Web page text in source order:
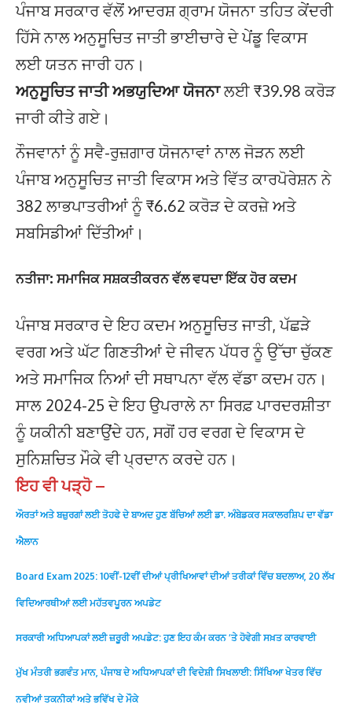
ਪੰਜਾਬ ਸਰਕਾਰ ਵੱਲੋਂ ਆਦਰਸ਼ ਗ੍ਰਾਮ ਯੋਜਨਾ ਤਹਿਤ ਕੇਂਦਰੀ
ਹਿੱਸੇ ਨਾਲ ਅਨੁਸੂਚਿਤ ਜਾਤੀ ਭਾਈਚਾਰੇ ਦੇ ਪੇਂਡੂ ਵਿਕਾਸ
ਲਈ ਯਤਨ ਜਾਰੀ ਹਨ।
ਅਨੁਸੂਚਿਤ ਜਾਤੀ ਅਭਯੁਦਿਆ ਯੋਜਨਾਲਈ ₹39.98 ਕਰੋੜ
ਜਾਰੀ ਕੀਤੇ ਗਏ।
ਨੌਜਵਾਨਾਂ ਨੂੰ ਸਵੈ-ਰੁਜ਼ਗਾਰ ਯੋਜਨਾਵਾਂ ਨਾਲ ਜੋੜਨ ਲਈ
ਪੰਜਾਬ ਅਨੁਸੂਚਿਤ ਜਾਤੀ ਵਿਕਾਸ ਅਤੇ ਵਿੱਤ ਕਾਰਪੋਰੇਸ਼ਨ ਨੇ
382 ਲਾਭਪਾਤਰੀਆਂ ਨੂੰ ₹6.62 ਕਰੋੜ ਦੇ ਕਰਜ਼ੇ ਅਤੇ
ਸਬਸਿਡੀਆਂ ਦਿੱਤੀਆਂ।
ਨਤੀਜਾ: ਸਮਾਜਿਕ ਸਸ਼ਕਤੀਕਰਨ ਵੱਲ ਵਧਦਾ ਇੱਕ ਹੋਰ ਕਦਮ
ਪੰਜਾਬ ਸਰਕਾਰ ਦੇ ਇਹ ਕਦਮ ਅਨੁਸੂਚਿਤ ਜਾਤੀ, ਪੱਛੜੇ
ਵਰਗ ਅਤੇ ਘੱਟ ਗਿਣਤੀਆਂ ਦੇ ਜੀਵਨ ਪੱਧਰ ਨੂੰ ਉੱਚਾ ਚੁੱਕਣ
ਅਤੇ ਸਮਾਜਿਕ ਨਿਆਂ ਦੀ ਸਥਾਪਨਾ ਵੱਲ ਵੱਡਾ ਕਦਮ ਹਨ।
ਸਾਲ 2024-25 ਦੇ ਇਹ ਉਪਰਾਲੇ ਨਾ ਸਿਰਫ਼ ਪਾਰਦਰਸ਼ੀਤਾ
ਨੂੰ ਯਕੀਨੀ ਬਣਾਉਂਦੇ ਹਨ, ਸਗੋਂ ਹਰ ਵਰਗ ਦੇ ਵਿਕਾਸ ਦੇ
ਸੁਨਿਸ਼ਚਿਤ ਮੌਕੇ ਵੀ ਪ੍ਰਦਾਨ ਕਰਦੇ ਹਨ।
ਇਹ ਵੀ ਪੜ੍ਹੋ –
ਔਰਤਾਂ ਅਤੇ ਬਜ਼ੁਰਗਾਂ ਲਈ ਤੋਹਫੇ ਦੇ ਬਾਅਦ ਹੁਣ ਬੱਚਿਆਂ ਲਈ ਡਾ. ਅੰਬੇਡਕਰ ਸਕਾਲਰਸ਼ਿਪ ਦਾ ਵੱਡਾ
ਐਲਾਨ
Board Exam 2025: 10ਵੀਂ-12ਵੀਂ ਦੀਆਂ ਪ੍ਰੀਖਿਆਵਾਂ ਦੀਆਂ ਤਰੀਕਾਂ ਵਿੱਚ ਬਦਲਾਅ, 20 ਲੱਖ
ਵਿਦਿਆਰਥੀਆਂ ਲਈ ਮਹੱਤਵਪੂਰਨ ਅਪਡੇਟ
ਸਰਕਾਰੀ ਅਧਿਆਪਕਾਂ ਲਈ ਜ਼ਰੂਰੀ ਅਪਡੇਟ: ਹੁਣ ਇਹ ਕੰਮ ਕਰਨ ‘ਤੇ ਹੋਵੇਗੀ ਸਖ਼ਤ ਕਾਰਵਾਈ
ਮੁੱਖ ਮੰਤਰੀ ਭਗਵੰਤ ਮਾਨ, ਪੰਜਾਬ ਦੇ ਅਧਿਆਪਕਾਂ ਦੀ ਵਿਦੇਸ਼ੀ ਸਿਖਲਾਈ: ਸਿੱਖਿਆ ਖੇਤਰ ਵਿੱਚ
ਨਵੀਆਂ ਤਕਨੀਕਾਂ ਅਤੇ ਭਵਿੱਖ ਦੇ ਮੌਕੇ